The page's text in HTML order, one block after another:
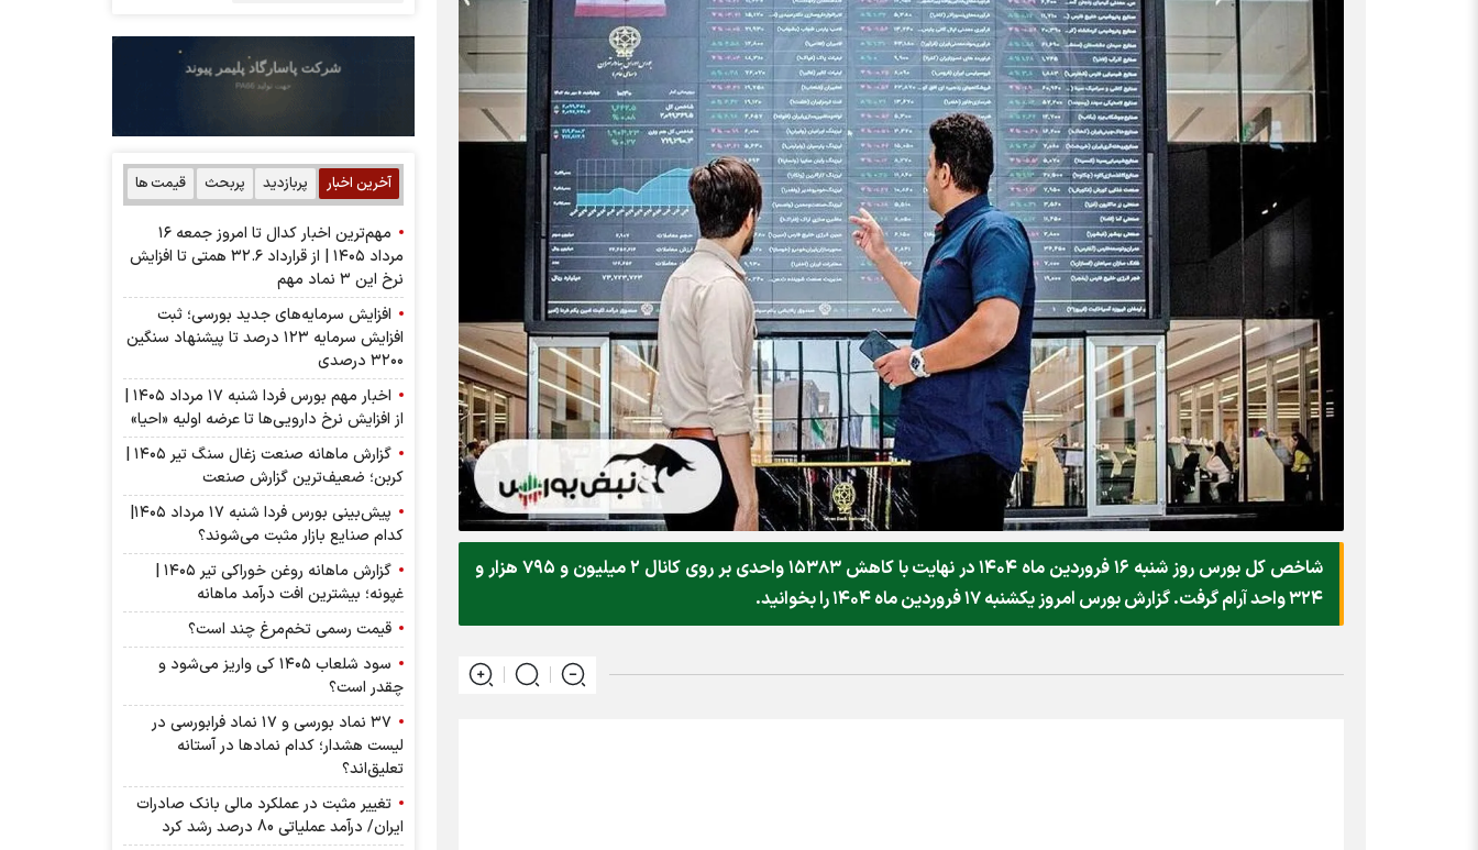
شاخص کل بورس روز شنبه ۱۶ فروردین ماه ۱۴۰۴ در نهایت با کاهش ۱۵۳۸۳ واحدی بر روی کانال ۲ میلیون و ۷۹۵ هزار و
۳۲۴ واحد آرام گرفت. گزارش بورس امروز یکشنبه ۱۷ فروردین ماه ۱۴۰۴ را بخوانید.
آخرین اخبار پربازدید پربحث قیمت ها
مهم‌ترین اخبار کدال تا امروز جمعه ۱۶
مرداد ۱۴۰۵ | از قرارداد ۳۲.۶ همتی تا افزایش
نرخ این ۳ نماد مهم
افزایش سرمایه‌های جدید بورسی؛ ثبت
افزایش سرمایه ۱۲۳ درصد تا پیشنهاد‌ سنگین
۳۲۰۰ درصدی
اخبار مهم بورس فردا شنبه ۱۷ مرداد ۱۴۰۵ |
از افزایش نرخ دارویی‌ها تا عرضه اولیه «احیا»
گزارش ماهانه صنعت زغال سنگ تیر ۱۴۰۵ |
کربن؛ ضعیف‌ترین گزارش صنعت
پیش‌بینی بورس فردا شنبه ۱۷ مرداد ۱۴۰۵|
کدام صنایع بازار مثبت می‌شوند؟
گزارش ماهانه روغن خوراکی تیر ۱۴۰۵ |
غپونه؛ بیشترین افت درآمد ماهانه
قیمت رسمی تخم‌مرغ چند است؟
سود شلعاب ۱۴۰۵ کی واریز می‌شود و
چقدر است؟
۳۷ نماد بورسی و ۱۷ نماد فرابورسی در
لیست هشدار؛ کدام نماد‌ها در آستانه
تعلیق‌اند؟
تغییر مثبت در عملکرد مالی بانک صادرات
ایران/ درآمد عملیاتی 80 درصد رشد کرد